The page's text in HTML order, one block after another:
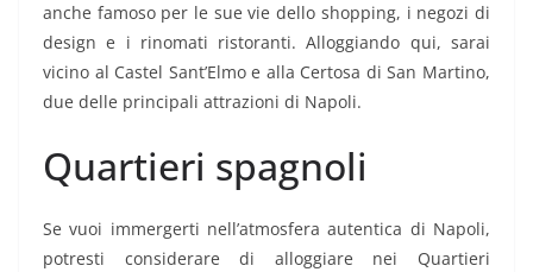
anche famoso per le sue vie dello shopping, i negozi di
design e i rinomati ristoranti. Alloggiando qui, sarai
vicino al Castel Sant’Elmo e alla Certosa di San Martino,
due delle principali attrazioni di Napoli.
Quartieri spagnoli
Se vuoi immergerti nell’atmosfera autentica di Napoli,
potresti considerare di alloggiare nei Quartieri